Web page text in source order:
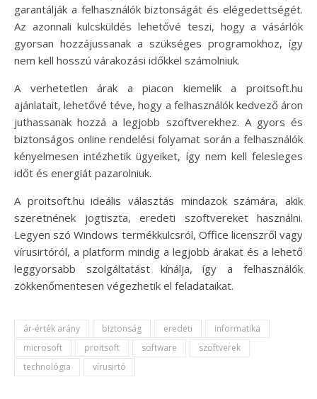
garantálják a felhasználók biztonságát és elégedettségét.
Az azonnali kulcsküldés lehetővé teszi, hogy a vásárlók
gyorsan hozzájussanak a szükséges programokhoz, így
nem kell hosszú várakozási időkkel számolniuk.
A verhetetlen árak a piacon kiemelik a proitsoft.hu
ajánlatait, lehetővé téve, hogy a felhasználók kedvező áron
juthassanak hozzá a legjobb szoftverekhez. A gyors és
biztonságos online rendelési folyamat során a felhasználók
kényelmesen intézhetik ügyeiket, így nem kell felesleges
időt és energiát pazarolniuk.
A proitsoft.hu ideális választás mindazok számára, akik
szeretnének jogtiszta, eredeti szoftvereket használni.
Legyen szó Windows termékkulcsról, Office licenszről vagy
vírusirtóról, a platform mindig a legjobb árakat és a lehető
leggyorsabb szolgáltatást kínálja, így a felhasználók
zökkenőmentesen végezhetik el feladataikat.
ár-érték arány biztonság eredeti
informatika
microsoft
proitsoft software
szoftverek
technológia
vírusirtó